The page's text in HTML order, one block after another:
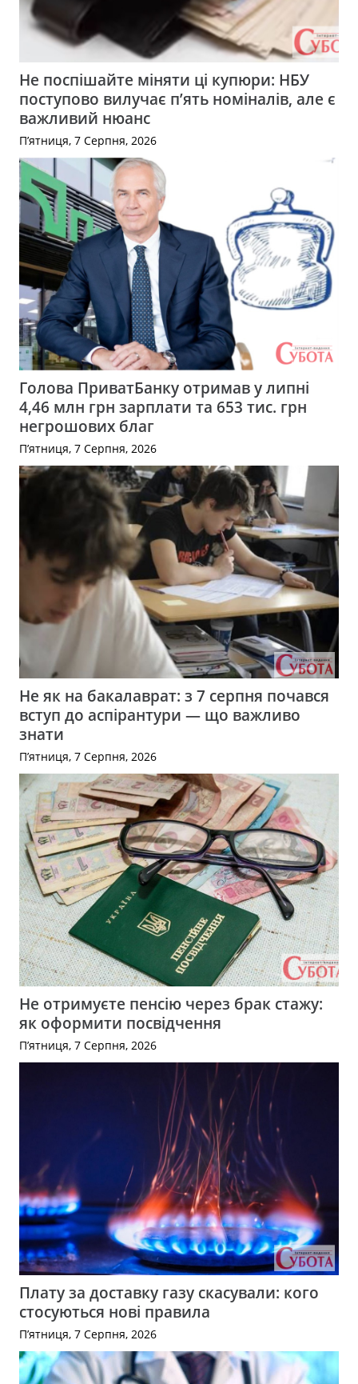
Не поспішайте міняти ці купюри: НБУ
поступово вилучає п’ять номіналів, але є
важливий нюанс
П’ятниця, 7 Серпня, 2026
Голова ПриватБанку отримав у липні
4,46 млн грн зарплати та 653 тис. грн
негрошових благ
П’ятниця, 7 Серпня, 2026
Не як на бакалаврат: з 7 серпня почався
вступ до аспірантури — що важливо
знати
П’ятниця, 7 Серпня, 2026
Не отримуєте пенсію через брак стажу:
як оформити посвідчення
П’ятниця, 7 Серпня, 2026
Плату за доставку газу скасували: кого
стосуються нові правила
П’ятниця, 7 Серпня, 2026